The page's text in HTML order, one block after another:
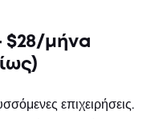
$28/μήνα
επιχειρήσεις.